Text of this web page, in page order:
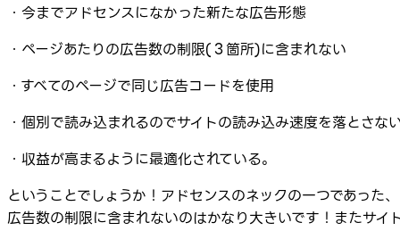
・今までアドセンスになかった新たな広告形態
・ページあたりの広告数の制限(３箇所)に含まれない
・すべてのページで同じ広告コードを使用
・個別で読み込まれるのでサイトの読み込み速度を落とさな
・収益が高まるように最適化されている。
ということでしょうか！アドセンスのネックの一つであった、
広告数の制限に含まれないのはかなり大きいです！またサイ